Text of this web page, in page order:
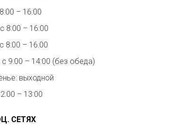
– 16:00
8:00 – 16:00
8:00 – 16:00
9:00 – 14:00 (без обеда)
выходной
– 13:00
СЕТЯХ